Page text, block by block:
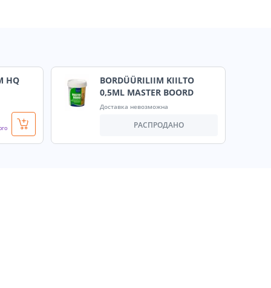
HQ
BORDÜÜRILIIM KIILTO
0,5ML MASTER BOORD
Доставка невозможна
РАСПРОДАНО